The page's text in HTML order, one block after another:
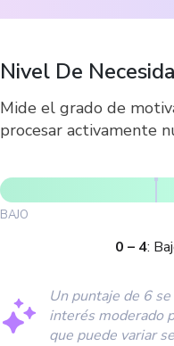
Nivel De
Mide el grado de
procesar activamente
BAJO
0 – 4:
Un puntaje de 6
interés moderado
que puede variar